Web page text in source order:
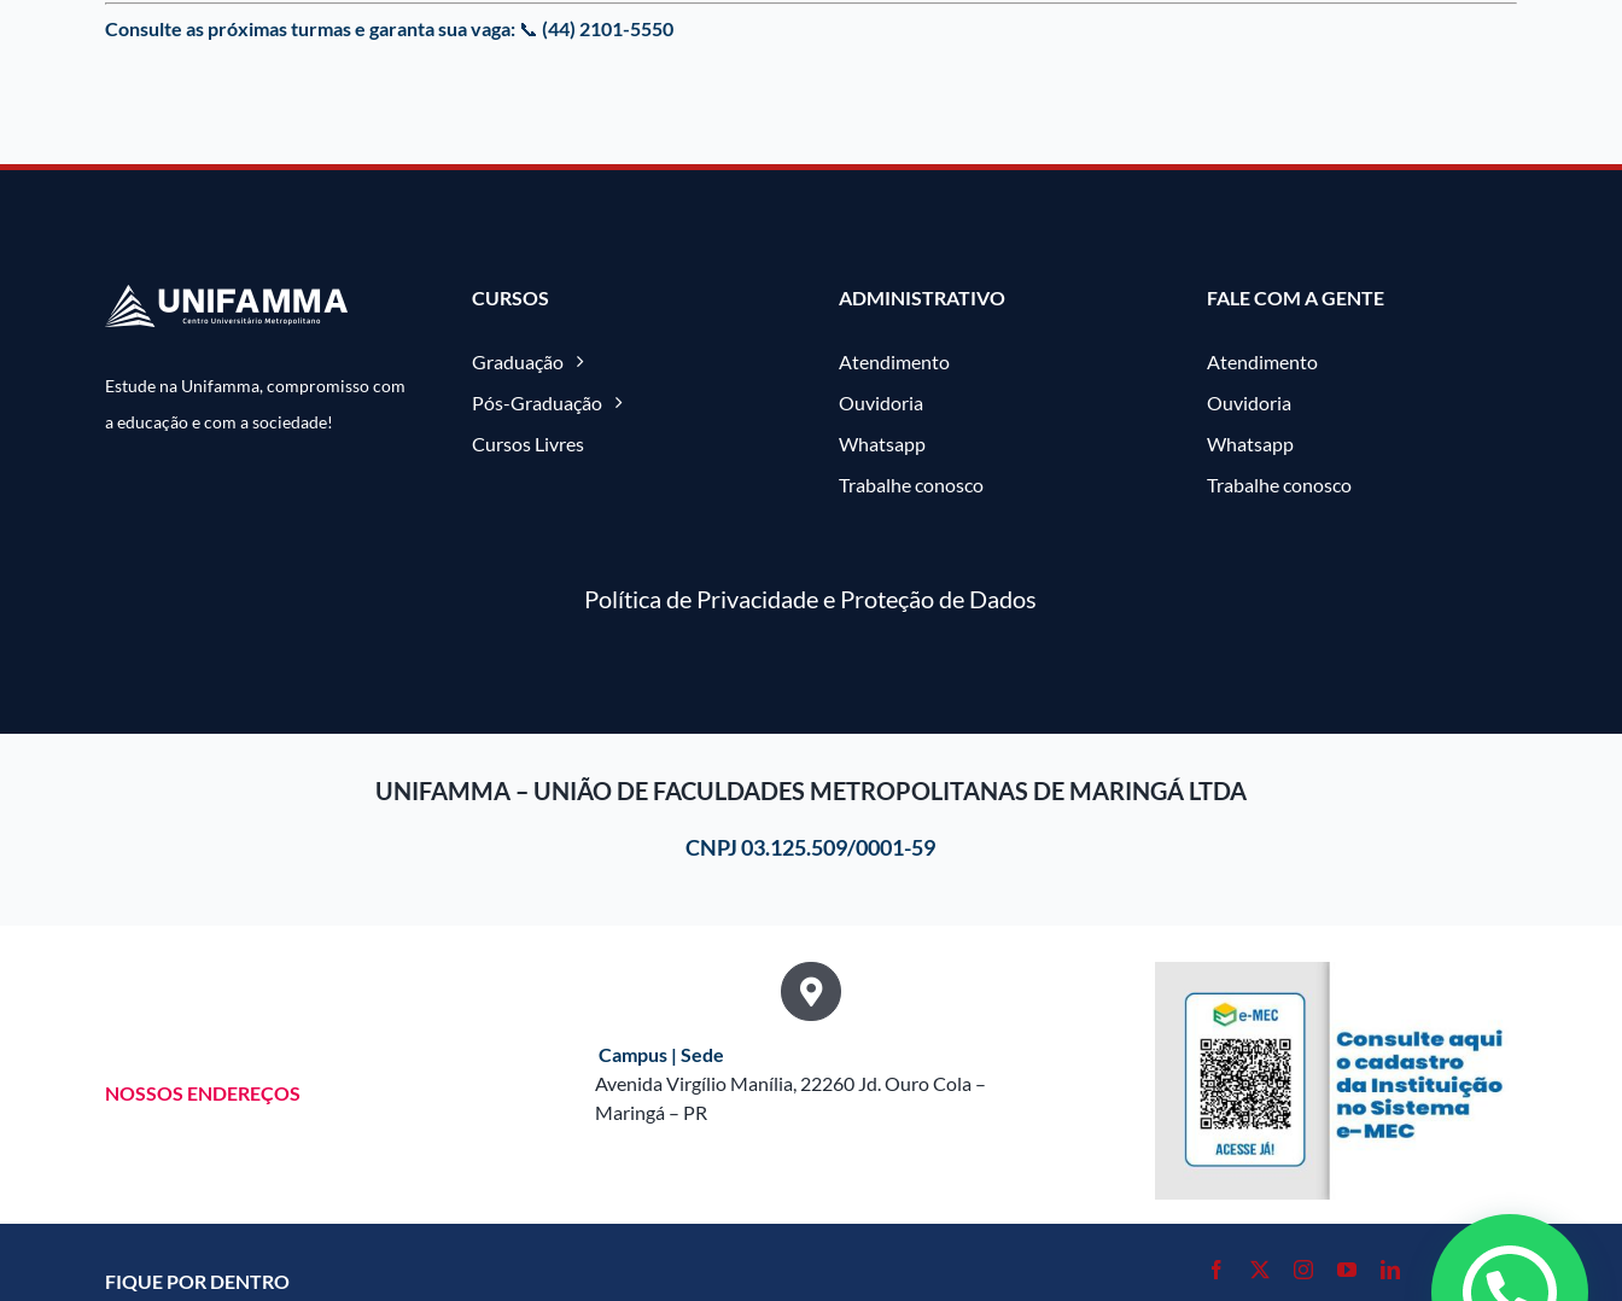
Consulte as próximas turmas e garanta sua vaga:📞 (44) 2101-5550
Estude na Unifamma, compromisso com
a educação e com a sociedade!
CURSOS
Graduação
Pós-Graduação
Cursos Livres
ADMINISTRATIVO
Atendimento
Ouvidoria
Whatsapp
Trabalhe conosco
FALE COM A GENTE
Atendimento
Ouvidoria
Whatsapp
Trabalhe conosco
Política de Privacidade e Proteção de Dados
UNIFAMMA – UNIÃO DE FACULDADES METROPOLITANAS DE MARINGÁ LTDA
CNPJ 03.125.509/0001-59
NOSSOS ENDEREÇOS
Campus | Sede
Avenida Virgílio Manília, 22260 Jd. Ouro Cola –
Maringá – PR
FIQUE POR DENTRO